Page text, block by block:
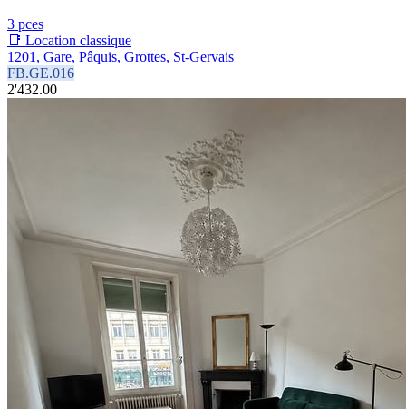
3 pces
📑 Location classique
1201, Gare, Pâquis, Grottes, St-Gervais
FB.GE.016
2'432.00